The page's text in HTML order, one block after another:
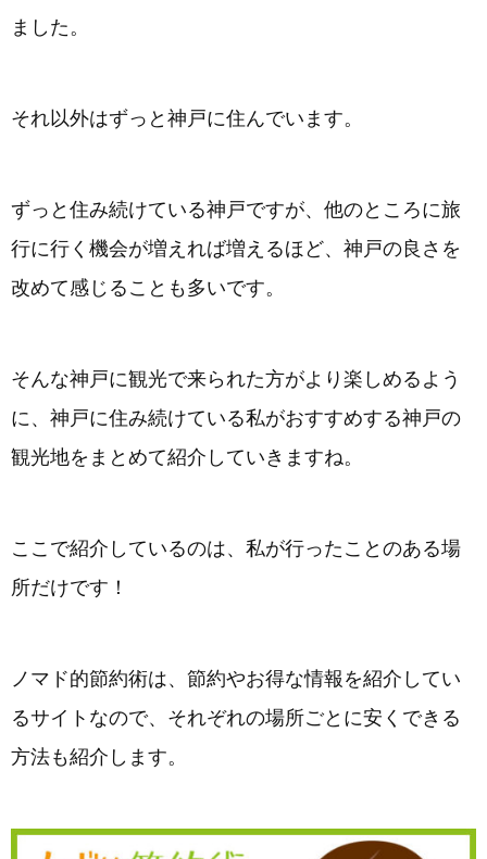
ました。
それ以外はずっと神戸に住んでいます。
ずっと住み続けている神戸ですが、他のところに旅
行に行く機会が増えれば増えるほど、神戸の良さを
改めて感じることも多いです。
そんな神戸に観光で来られた方がより楽しめるよう
に、神戸に住み続けている私がおすすめする神戸の
観光地をまとめて紹介していきますね。
ここで紹介しているのは、私が行ったことのある場
所だけです！
ノマド的節約術は、節約やお得な情報を紹介してい
るサイトなので、それぞれの場所ごとに安くできる
方法も紹介します。